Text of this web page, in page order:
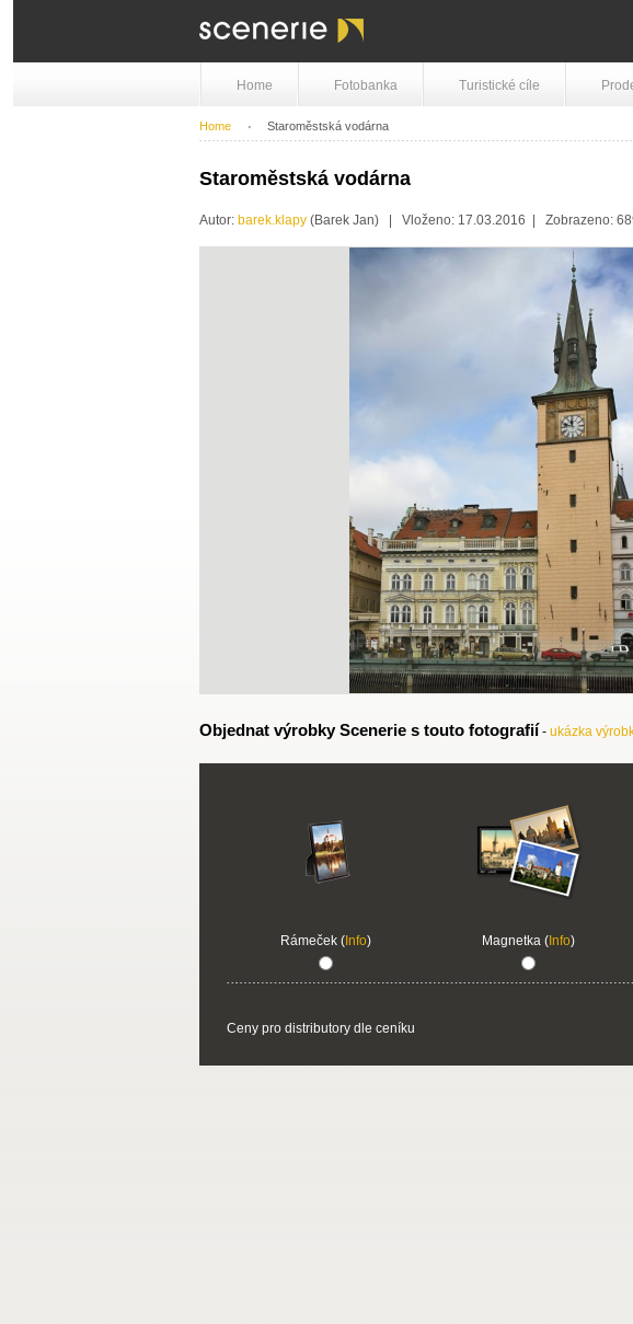
Home Fotobanka Turistické cíle
Home Staroměstská vodárna
Staroměstská vodárna
Autor: barek.klapy (Barek Jan) | Vloženo: 17.03.2016 | Zobrazeno:
Objednat výrobky Scenerie s touto fotografií - ukázka
Rámeček (Info) Magnetka (Info)
Ceny pro distributory dle ceníku